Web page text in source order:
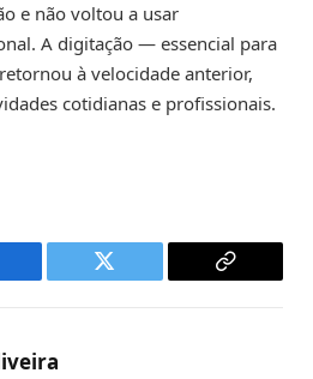
e não voltou a usar
A digitação — essencial para
à velocidade anterior,
cotidianas e profissionais.
Twitter
Copy